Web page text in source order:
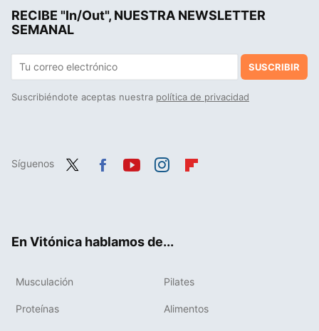
RECIBE "In/Out", NUESTRA NEWSLETTER
SEMANAL
SUSCRIBIR
Suscribiéndote aceptas nuestra política de privacidad
Síguenos
En Vitónica hablamos de...
Musculación Pilates
Proteínas Alimentos